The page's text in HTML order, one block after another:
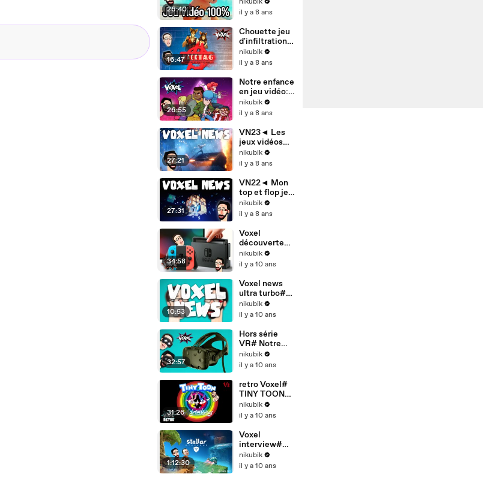
26:40
ou mauvais ?
il y a 8 ans
16:47
Chouette jeu
d'infiltration
avec un pote:
HACKTAG
nikubik
il y a 8 ans
26:55
Notre enfance
en jeu vidéo:
CROSSING
SOULS (la
nikubik
il y a 8 ans
27:21
VN23◄ Les
jeux vidéos
2018 à ne pas
rater
nikubik
il y a 8 ans
27:31
VN22◄ Mon
top et flop jeu
vidéo 2017
nikubik
il y a 8 ans
34:58
Voxel
découverte#
Notre avis sur
la Nintendo
y avoir joué
nikubik
il y a 10 ans
10:53
Voxel news
ultra turbo#
23-01-2017
nikubik
il y a 10 ans
32:57
Hors série
VR# Notre
test du HTC
VIVE et ses
nikubik
il y a 10 ans
31:26
retro Voxel#
TINY TOON
ADVENTURE
S 1/2
nikubik
il y a 10 ans
1:12:30
Voxel
interview#
STELLAR
OVERLOAD:
nikubik
il y a 10 ans